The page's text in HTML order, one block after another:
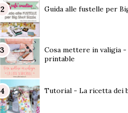
Guida alle fustelle per
Cosa mettere in valigia
printable
Tutorial - La ricetta dei